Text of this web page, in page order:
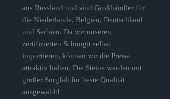
aus Russland und sind Großhändler für
die Niederlande, Belgien, Deutschland
und Serbien. Da wir unseren
zertifizierten Schungit selbst
importieren, können wir die Preise
attraktiv halten. Die Steine ​​werden mit
großer Sorgfalt für beste Qualität
ausgewählt!